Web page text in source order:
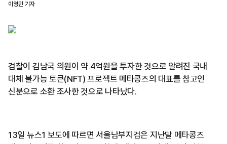
이영민 기자
검찰이 김남국 의원이 약 4억원을 투자한 것으로 알려진 국내
대체 불가능 토큰(NFT) 프로젝트 메타콩즈의 대표를 참고인
신분으로 소환 조사한 것으로 나타났다.
13일 뉴스1 보도에 따르면 서울남부지검은 지난달 메타콩즈